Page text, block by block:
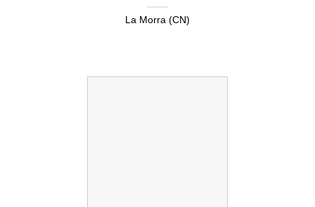
La Morra (CN)